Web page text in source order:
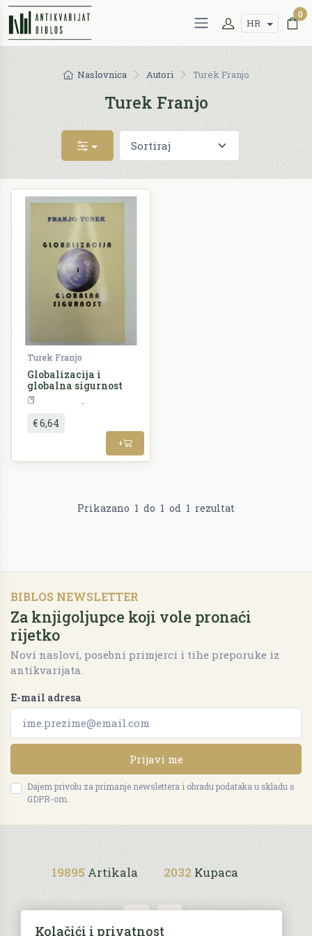
HR
0
Naslovnica Autori Turek Franjo
Turek Franjo
Turek Franjo
Globalizacija i
globalna sigurnost
€ 6,64
+
Prikazano 1 do 1 od 1 rezultat
BIBLOS NEWSLETTER
Za knjigoljupce koji vole pronaći
rijetko
Novi naslovi, posebni primjerci i tihe preporuke iz
antikvarijata.
E-mail adresa
Prijavi me
Dajem privolu za primanje newslettera i obradu podataka u skladu s
GDPR-om.
19895 Artikala 2032 Kupaca
Kolačići i privatnost